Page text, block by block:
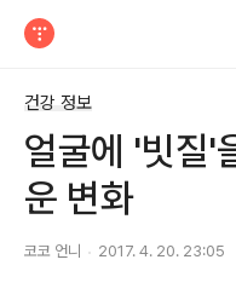
건강 정보
얼굴에 '빗질'
운 변화
코코 언니 2017. 4. 20. 23:05